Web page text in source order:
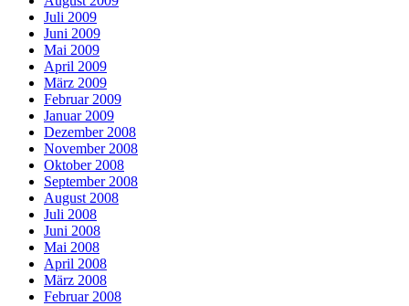
Juli 2009
Juni 2009
Mai 2009
April 2009
März 2009
Februar 2009
Januar 2009
Dezember 2008
November 2008
Oktober 2008
September 2008
August 2008
Juli 2008
Juni 2008
Mai 2008
April 2008
März 2008
Februar 2008